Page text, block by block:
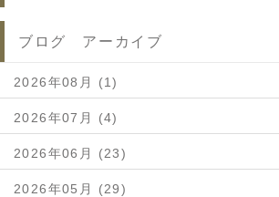
ブログ アーカイブ
2026年08月 (1)
2026年07月 (4)
2026年06月 (23)
2026年05月 (29)